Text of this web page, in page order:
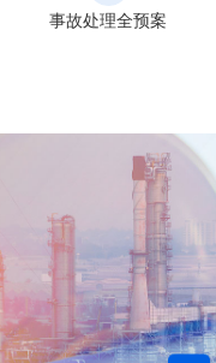
事故处理全预案